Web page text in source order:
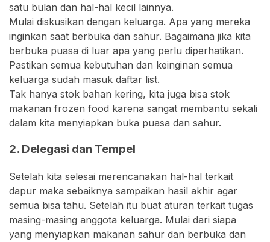
satu bulan dan hal-hal kecil lainnya.
Mulai diskusikan dengan keluarga. Apa yang mereka
inginkan saat berbuka dan sahur. Bagaimana jika kita
berbuka puasa di luar apa yang perlu diperhatikan.
Pastikan semua kebutuhan dan keinginan semua
keluarga sudah masuk daftar list.
Tak hanya stok bahan kering, kita juga bisa stok
makanan frozen food karena sangat membantu sekali
dalam kita menyiapkan buka puasa dan sahur.
2. Delegasi dan Tempel
Setelah kita selesai merencanakan hal-hal terkait
dapur maka sebaiknya sampaikan hasil akhir agar
semua bisa tahu. Setelah itu buat aturan terkait tugas
masing-masing anggota keluarga. Mulai dari siapa
yang menyiapkan makanan sahur dan berbuka dan